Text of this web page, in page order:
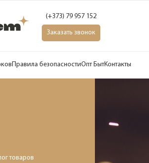
(+373) 79 957 152
Заказать звонок
Правила безопасностиОпт БытКонтакты
товаров